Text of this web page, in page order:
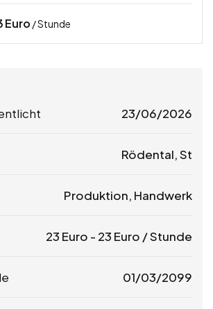
Euro / Stunde
23/06/2026
Rödental, St
Produktion, Handwerk
23 Euro - 23 Euro / Stunde
01/03/2099